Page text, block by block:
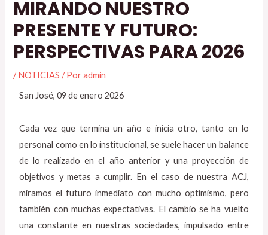
MIRANDO NUESTRO
PRESENTE Y FUTURO:
PERSPECTIVAS PARA 2026
/NOTICIAS / Poradmin
San José, 09 de enero 2026
Cada vez que termina un año e inicia otro, tanto en lo
personal como en lo institucional, se suele hacer un balance
de lo realizado en el año anterior y una proyección de
objetivos y metas a cumplir. En el caso de nuestra ACJ,
miramos el futuro inmediato con mucho optimismo, pero
también con muchas expectativas. El cambio se ha vuelto
una constante en nuestras sociedades, impulsado entre